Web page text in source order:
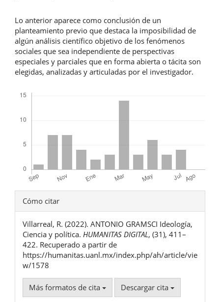
Lo anterior aparece como conclusión de un
planteamiento previo que destaca la imposibilidad de
algún análisis científico objetivo de los fenómenos
sociales que sea independiente de perspectivas
especiales y parciales que en forma abierta o tácita son
elegidas, analizadas y articuladas por el investigador.
Detalles
del
artículo
Cómo citar
Villarreal, R. (2022). ANTONIO GRAMSCI Ideología,
Ciencia y política. HUMANITAS DIGITAL, (31), 411–
422. Recuperado a partir de
https://humanitas.uanl.mx/index.php/ah/article/vie
w/1578
Más formatos de cita Descargar cita